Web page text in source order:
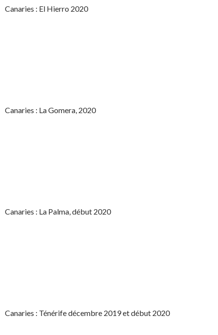
Canaries : El Hierro 2020
Canaries : La Gomera, 2020
Canaries : La Palma, début 2020
Canaries : Ténérife décembre 2019 et début 2020